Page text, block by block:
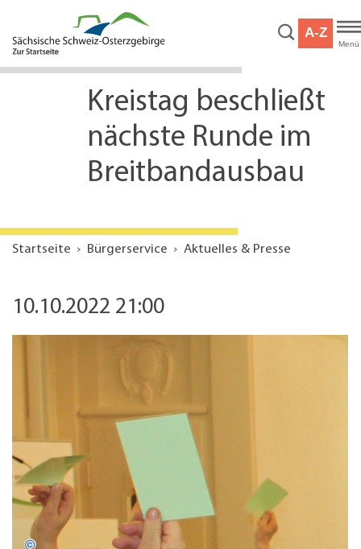
Hauptinhalt
Service
A-Z
Menü
Kreistag beschließt
nächste Runde im
Breitbandausbau
Startseite Bürgerservice Aktuelles & Presse
10.10.2022 21:00